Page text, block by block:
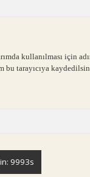
kullanılması için
bu tarayıcıya kaydedilsin.